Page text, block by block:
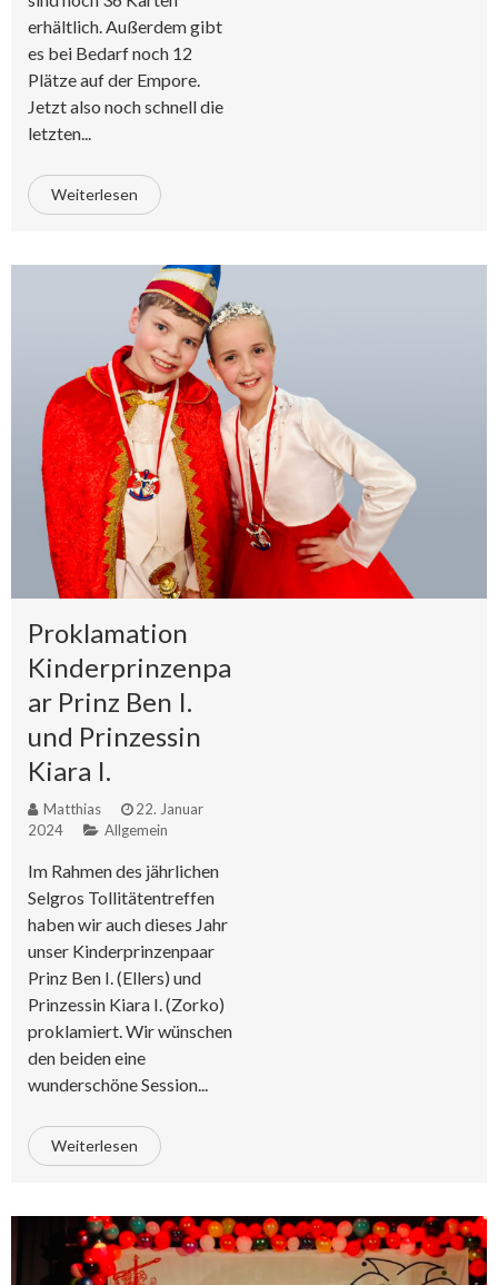
erhältlich. Außerdem gibt
es bei Bedarf noch 12
Plätze auf der Empore.
Jetzt also noch schnell die
letzten...
Weiterlesen
Proklamation
Kinderprinzenpa
ar Prinz Ben I.
und Prinzessin
Kiara I.
Matthias
22. Januar
2024
Allgemein
Im Rahmen des jährlichen
Selgros Tollitätentreffen
haben wir auch dieses Jahr
unser Kinderprinzenpaar
Prinz Ben I. (Ellers) und
Prinzessin Kiara I. (Zorko)
proklamiert. Wir wünschen
den beiden eine
wunderschöne Session...
Weiterlesen